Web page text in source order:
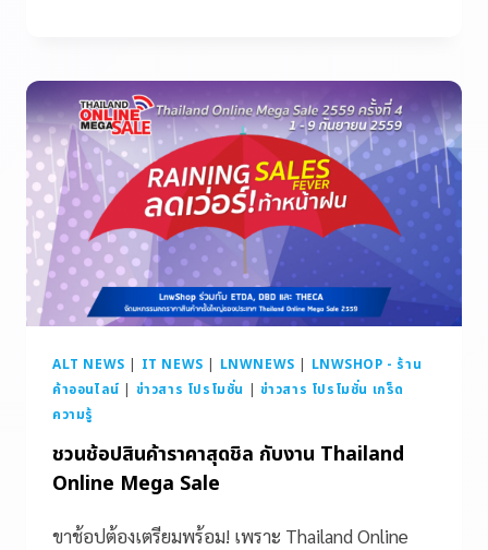
ALT NEWS | IT NEWS | LNWNEWS | LNWSHOP - ร้าน
ค้าออนไลน์ | ข่าวสาร โปรโมชั่น | ข่าวสาร โปรโมชั่น เกร็ด
ความรู้
ชวนช้อปสินค้าราคาสุดชิล กับงาน Thailand
Online Mega Sale
ขาช้อปต้องเตรียมพร้อม! เพราะ Thailand Online